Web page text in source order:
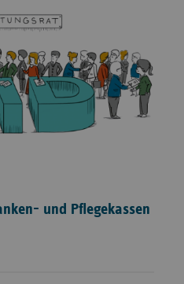
und Pflegekassen